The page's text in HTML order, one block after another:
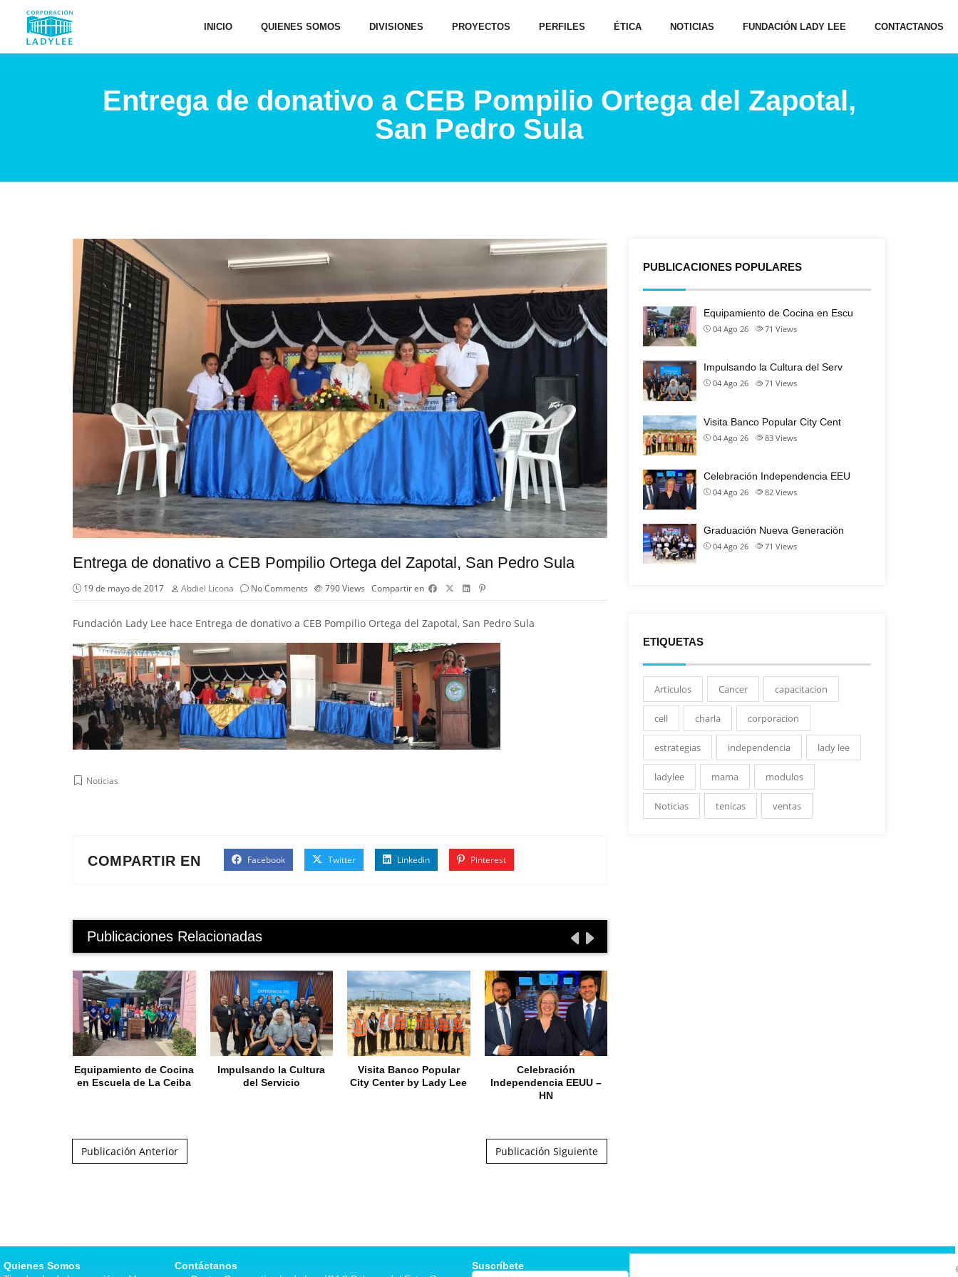
INICIO QUIENES SOMOS DIVISIONES PROYECTOS PERFILES ÉTICA NOTICIAS FUNDACIÓN LADY LEE CONTACTANOS
Entrega de donativo a CEB Pompilio Ortega del Zapotal,
San Pedro Sula
Entrega de donativo a CEB Pompilio Ortega del Zapotal, San Pedro Sula
19 de mayo de 2017 Abdiel Licona No Comments 790Views Compartir en
Fundación Lady Lee hace Entrega de donativo a CEB Pompilio Ortega del Zapotal, San Pedro Sula
Noticias
COMPARTIR EN Facebook Twitter Linkedin Pinterest
Publicaciones Relacionadas
Equipamiento de Cocina
en Escuela de La Ceiba
Impulsando la Cultura
del Servicio
Visita Banco Popular
City Center by Lady Lee
Celebración
Independencia EEUU –
HN
Publicación Anterior Publicación Siguiente
PUBLICACIONES POPULARES
Equipamiento de Cocina en Escu
04 Ago 26 71 Views
Impulsando la Cultura del Serv
04 Ago 26 71 Views
Visita Banco Popular City Cent
04 Ago 26 83 Views
Celebración Independencia EEU
04 Ago 26 82 Views
Graduación Nueva Generación
04 Ago 26 71 Views
ETIQUETAS
Articulos Cancer capacitacion
cell charla corporacion
estrategias independencia lady lee
ladylee mama modulos
Noticias tenicas ventas
Quienes Somos
Contáctanos
Suscríbete